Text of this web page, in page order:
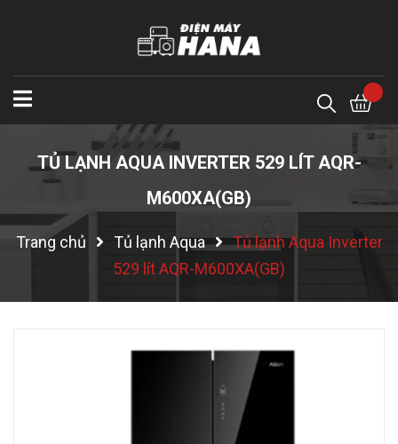
TỦ LẠNH AQUA INVERTER 529 LÍT AQR-
M600XA(GB)
Trang chủ Tủ lạnh Aqua
Tủ lạnh Aqua Inverter
529 lít AQR-M600XA(GB)